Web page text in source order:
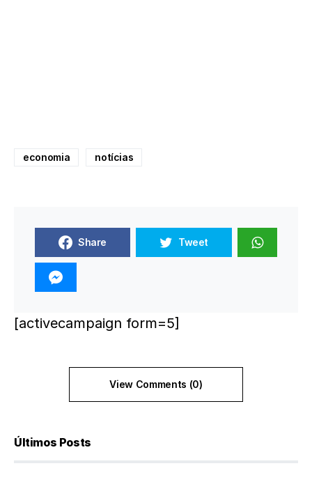
economia notícias
Share Tweet
[activecampaign form=5]
View Comments (0)
Últimos Posts